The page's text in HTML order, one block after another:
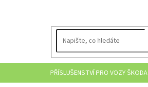
PŘÍSLUŠENSTVÍ PRO VOZY ŠKODA